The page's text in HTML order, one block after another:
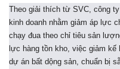
Theo giải thích từ SVC, công
kinh doanh nhằm giảm áp lực
chạy đua theo chỉ tiêu sản
lực hàng tồn kho, việc giảm kế
dự án bất dộng sản, chuẩn bị